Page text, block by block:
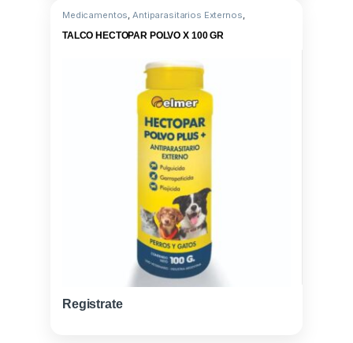
Medicamentos,Antiparasitarios Externos,
TALCO HECTOPAR POLVO X 100 GR
Registrate